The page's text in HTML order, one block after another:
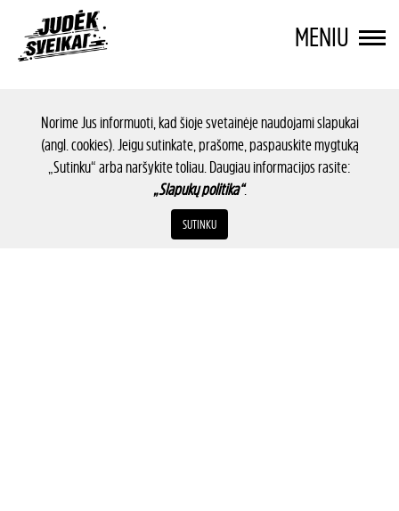
MENIU
Norime Jus informuoti, kad šioje svetainėje naudojami slapukai
(angl. cookies). Jeigu sutinkate, prašome, paspauskite mygtuką
„Sutinku“ arba naršykite toliau. Daugiau informacijos rasite:
„Slapukų politika“.
SUTINKU